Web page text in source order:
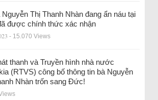
Nguyễn Thị Thanh Nhàn đang ẩn náu tại
được chính thức xác nhận
- 15.070 Views
thanh và Truyền hình nhà nước
(RTVS) công bố thông tin bà Nguyễn
Nhàn trốn sang Đức!